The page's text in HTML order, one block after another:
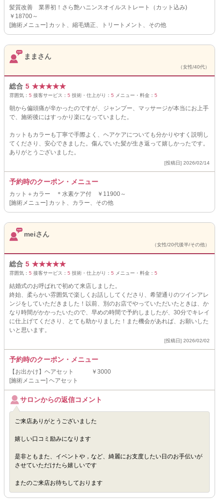
髪質改善 業界初！さら艶ハニンスオイルストレート（カット込み)
￥18700～
[施術メニュー] カット、縮毛矯正、トリートメント、その他
ままさん
（女性/40代）
総合 5 ★★★★★
雰囲気： 5 接客サービス： 5 技術・仕上がり： 5 メニュー・料金： 5
朝から偏頭痛が辛かったのですが、ジャンプー、マッサージが本当にお上手
で、施術後にはすっかり楽になっていました。
カットもカラーも丁寧で手際よく、ヘアケアについても分かりやすく説明し
てくださり、安心できました。傷んでいた髪が生き返って嬉しかったです。
ありがとうございました。
[投稿日] 2026/02/14
予約時のクーポン・メニュー
カット＋カラー ＊水素ケア付 ￥11900～
[施術メニュー] カット、カラー、その他
meiさん
（女性/20代後半/その他）
総合 5 ★★★★★
雰囲気： 5 接客サービス： 5 技術・仕上がり： 5 メニュー・料金： 5
結婚式のお呼ばれで初めて来店しました。
終始、柔らかい雰囲気で楽しくお話ししてくださり、希望通りのツインアレ
ンジをしていただきました！以前、別のお店でやっていただいたときは、か
なり時間がかかったいたので、早めの時間で予約しましたが、30分でキレイ
に仕上げてくださり、とても助かりました！また機会があれば、お願いした
いと思います。
[投稿日] 2026/02/02
予約時のクーポン・メニュー
【お出かけ】ヘアセット ￥3000
[施術メニュー] ヘアセット
サロンからの返信コメント
ご来店ありがとうございました
嬉しい口コミ励みになります
是非ともまた、イベントや，など、綺麗にお支度したい日のお手伝いが
させていただけたら嬉しいです
またのご来店お待ちしております